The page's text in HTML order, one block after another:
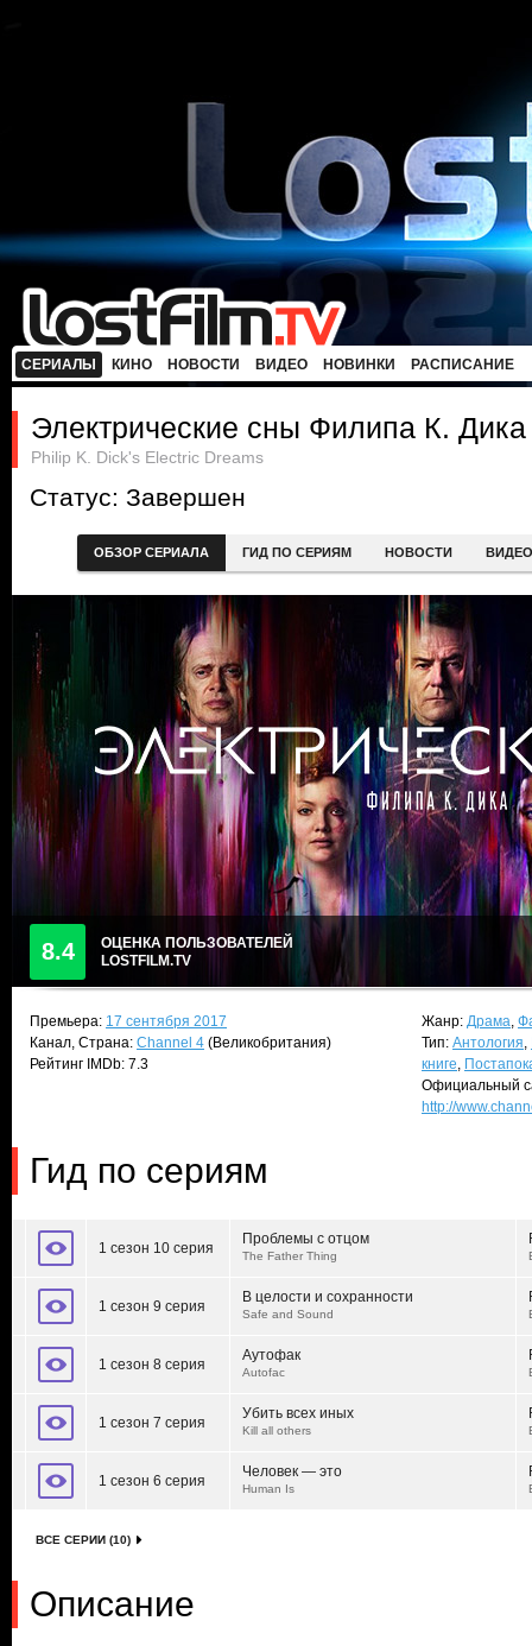
СЕРИАЛЫ КИНО НОВОСТИ ВИДЕО НОВИНКИ РАСПИСАНИЕ
Электрические сны Филипа К. Дика
Philip K. Dick's Electric Dreams
Статус: Завершен
ОБЗОР СЕРИАЛА ГИД ПО СЕРИЯМ НОВОСТИ ВИДЕО
8.4
ОЦЕНКА ПОЛЬЗОВАТЕЛЕЙ
LOSTFILM.TV
Премьера: 17 сентября 2017
Канал, Страна: Channel 4 (Великобритания)
Рейтинг IMDb: 7.3
Жанр: Драма,
Тип: Антология,
книге,
Официальный
http://
Гид по сериям
1 сезон 10 серия
Проблемы с отцом
The Father Thing
1 сезон 9 серия
В целости и сохранности
Safe and Sound
1 сезон 8 серия
Аутофак
Autofac
1 сезон 7 серия
Убить всех иных
Kill all others
1 сезон 6 серия
Человек — это
Human Is
ВСЕ СЕРИИ (10)
Описание